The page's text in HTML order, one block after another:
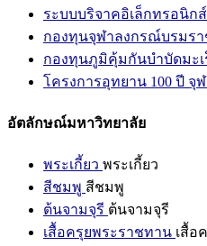
ระบบบริจาคอิเล็กทรอนิกส์
กองทุนจุฬาลงกรณ์บรมร
กองทุนภูมิคุ้มกันบำบัดมะเ
โครงการอุทยาน 100 ปี
อัตลักษณ์มหาวิทยาลัย
พระเกี้ยว พระเกี้ยว
สีชมพู สีชมพู
ต้นจามจุรี ต้นจามจุรี
เสื้อครุยพระราชทาน เสื้อ